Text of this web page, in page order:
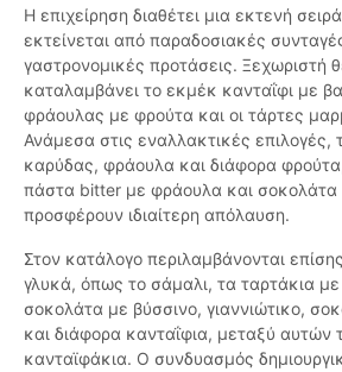
Η επιχείρηση διαθέτει μια εκτενή
εκτείνεται από παραδοσιακές
γαστρονομικές προτάσεις. Ξεχωριστή
καταλαμβάνει το εκμέκ κανταΐφι με
φράουλας με φρούτα και οι τάρτες
Ανάμεσα στις εναλλακτικές επιλογές,
καρύδας, φράουλα και διάφορα
πάστα bitter με φράουλα και σοκολάτα
προσφέρουν ιδιαίτερη απόλαυση.
Στον κατάλογο περιλαμβάνονται
γλυκά, όπως το σάμαλι, τα ταρτάκια
σοκολάτα με βύσσινο, γιαννιώτικο,
και διάφορα κανταΐφια, μεταξύ αυτών
κανταϊφάκια. Ο συνδυασμός